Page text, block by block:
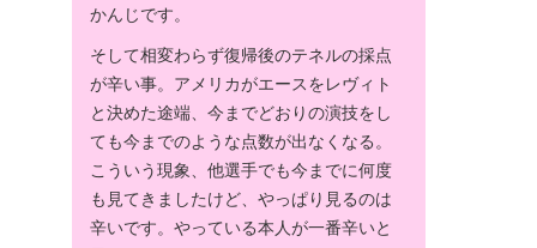
かんじです。
そして相変わらず復帰後のテネルの採点
が辛い事。アメリカがエースをレヴィト
と決めた途端、今までどおりの演技をし
ても今までのような点数が出なくなる。
こういう現象、他選手でも今までに何度
も見てきましたけど、やっぱり見るのは
辛いです。やっている本人が一番辛いと